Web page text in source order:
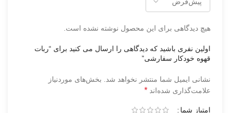
هیچ دیدگاهی برای این محصول نوشته نشده است.
اولین نفری باشید که دیدگاهی را ارسال می کنید برای “ربات
قهوه خودکار سفارشی”
نشانی ایمیل شما منتشر نخواهد شد.
بخش‌های موردنیاز
علامت‌گذاری شده‌اند *
امتیاز شما